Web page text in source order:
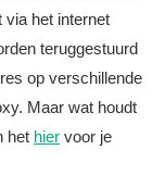
via het internet
teruggestuurd
op verschillende
Maar wat houdt
het hier voor je